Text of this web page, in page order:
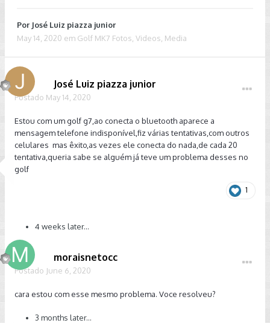
Por José Luiz piazza junior
May 14, 2020 em Golf MK7 Fotos, Videos, Media
José Luiz piazza junior
Postado May 14, 2020
Estou com um golf g7,ao conecta o bluetooth aparece a
mensagem telefone indisponível,fiz várias tentativas,com outros
celulares mas êxito,as vezes ele conecta do nada,de cada 20
tentativa,queria sabe se alguém já teve um problema desses no
golf
1
4 weeks later...
moraisnetocc
Postado June 6, 2020
cara estou com esse mesmo problema. Voce resolveu?
3 months later...